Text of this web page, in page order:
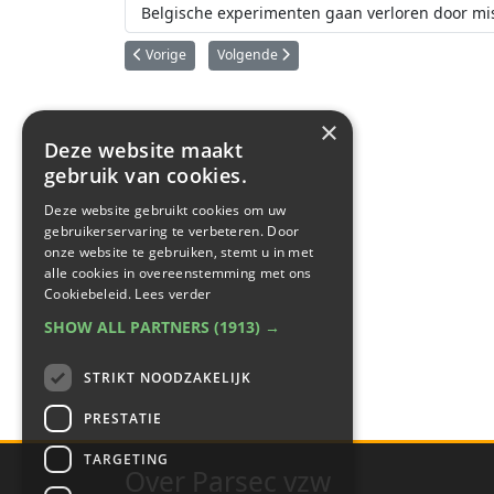
Belgische experimenten gaan verloren door
Vorig artikel: ExoMars NOMAD detecteert voor het eerst
Vorige Volgende artikel: Uitzonderlijk ozongat
Volgende
×
Deze website maakt
gebruik van cookies.
Deze website gebruikt cookies om uw
gebruikerservaring te verbeteren. Door
onze website te gebruiken, stemt u in met
alle cookies in overeenstemming met ons
Cookiebeleid. Lees verder
SHOW ALL PARTNERS (1913) →
STRIKT NOODZAKELIJK
PRESTATIE
TARGETING